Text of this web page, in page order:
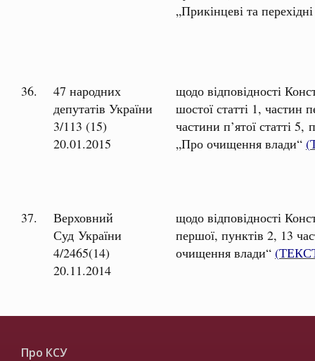
„Прикінцеві та
36.
47 народних
депутатів України
3/113 (15)
20.01.2015
щодо відповідності
шостої статті 1, частин
частини п’ятої статті
„Про очищення влади“ (
37.
Верховний
Суд України
4/2465(14)
20.11.2014
щодо відповідності
першої, пунктів 2, 13
очищення влади“ (
Про КСУ